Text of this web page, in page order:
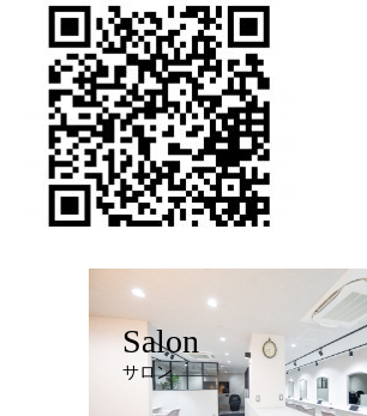
Salon
サロン